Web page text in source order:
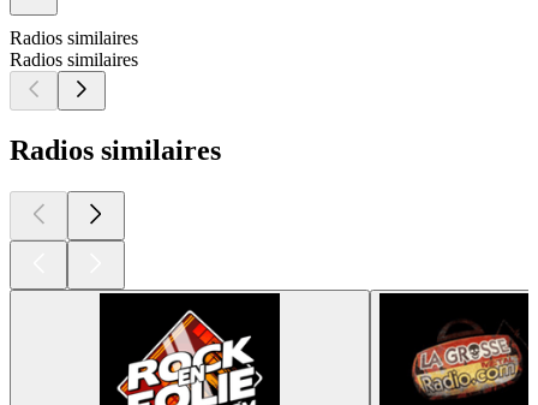
Radios similaires
Radios similaires
Radios similaires